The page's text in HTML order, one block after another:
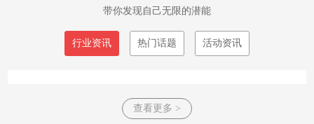
带你发现自己无限的潜能
行业资讯 热门话题 活动资讯
查看更多 >